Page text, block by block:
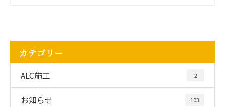
カテゴリー
ALC施工 2
お知らせ 103